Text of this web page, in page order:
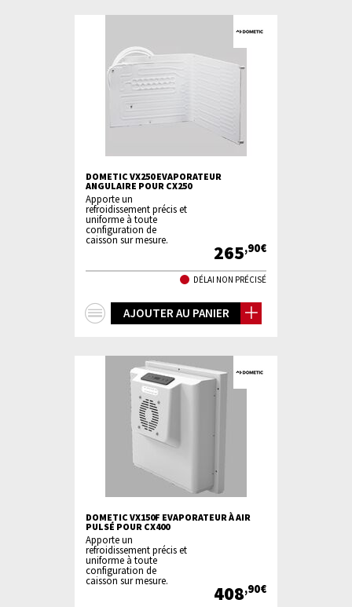
DOMETIC VX250 EVAPORATEUR
ANGULAIRE POUR CX250
Apporte un
refroidissement précis et
uniforme à toute
configuration de
caisson sur mesure.
265,90€
DÉLAI NON PRÉCISÉ
AJOUTER AU PANIER
DOMETIC VX150F EVAPORATEUR À AIR
PULSÉ POUR CX400
Apporte un
refroidissement précis et
uniforme à toute
configuration de
caisson sur mesure.
408,90€